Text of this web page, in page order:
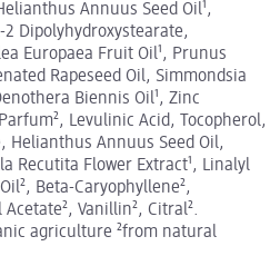
Annuus Seed Oil¹,
Dipolyhydroxystearate,
Europaea Fruit Oil¹, Prunus
Rapeseed Oil, Simmondsia
Biennis Oil¹, Zinc
Levulinic Acid, Tocopherol,
Helianthus Annuus Seed Oil,
Recutita Flower Extract¹, Linalyl
Beta-Caryophyllene²,
Vanillin², Citral².
agriculture ²from natural